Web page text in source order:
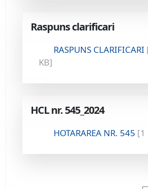
Raspuns clarificari
RASPUNS CLARIFICARI
KB]
HCL nr. 545_2024
HOTARAREA NR. 545 [1